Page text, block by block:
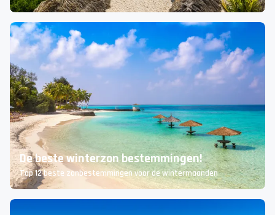
Haal het maximale uit je reis zonder te veel te betalen
De beste winterzon bestemmingen!
Top 12 beste zonbestemmingen voor de wintermaanden